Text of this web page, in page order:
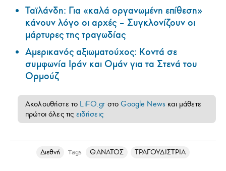
Ταϊλάνδη: Για «καλά οργανωμένη επίθεση»
κάνουν λόγο οι αρχές – Συγκλονίζουν οι
μάρτυρες της τραγωδίας
Αμερικανός αξιωματούχος: Κοντά σε
συμφωνία Ιράν και Ομάν για τα Στενά του
Ορμούζ
Ακολουθήστε το LiFO.gr στοGoogle News και μάθετε
πρώτοι όλες τις ειδήσεις
Διεθνή Tags ΘΑΝΑΤΟΣ ΤΡΑΓΟΥΔΙΣΤΡΙΑ